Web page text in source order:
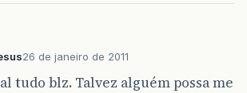
26 de janeiro de 2011
tudo blz. Talvez alguém possa me